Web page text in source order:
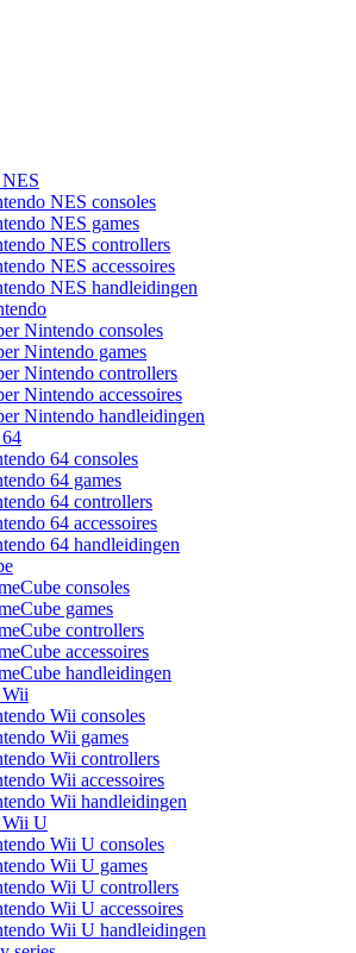
NES consoles
NES games
NES controllers
NES accessoires
NES handleidingen
Nintendo consoles
Nintendo games
Nintendo controllers
Nintendo accessoires
Nintendo handleidingen
64 consoles
64 games
64 controllers
64 accessoires
64 handleidingen
consoles
games
controllers
accessoires
handleidingen
Wii consoles
Wii games
Wii controllers
Wii accessoires
Wii handleidingen
Wii U
Wii U consoles
Wii U games
Wii U controllers
Wii U accessoires
Wii U handleidingen